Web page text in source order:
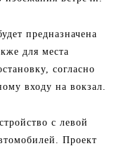
предназначена
для места
согласно
входу на вокзал.
с левой
Проект